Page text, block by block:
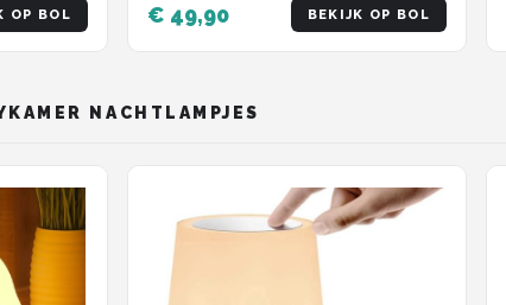
OP BOL € 49,90 BEKIJK OP BOL
NACHTLAMPJES